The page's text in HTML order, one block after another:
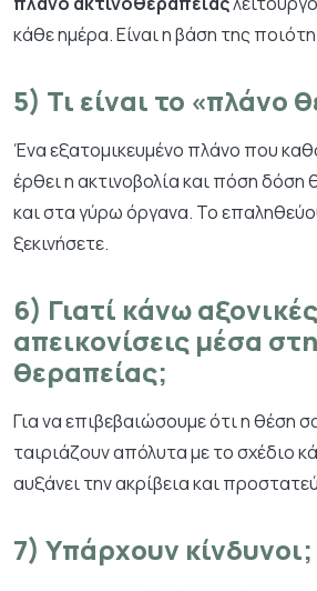
κάθε ημέρα. Είναι η βάση της
5) Τι είναι το «πλάνο
Ένα εξατομικευμένο πλάνο που
έρθει η ακτινοβολία και πόση δόση
και στα γύρω όργανα. Το
ξεκινήσετε.
6) Γιατί κάνω
απεικονίσεις μέσα
θεραπείας;
Για να επιβεβαιώσουμε ότι η θέση
ταιριάζουν απόλυτα με το σχέδιο
αυξάνει την ακρίβεια και
7) Υπάρχουν κίνδυνοι;